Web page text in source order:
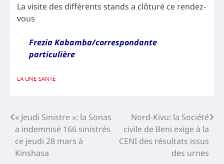
La visite des différents stands a clôturé ce rendez-
vous
Frezia Kabamba/correspondante
particulière
LA UNE SANTÉ
Navigation
de
l’article
« Jeudi Sinistre »: la Sonas
a indemnisé 166 sinistrés
ce jeudi 28 mars à
Kinshasa
Nord-Kivu: la Société
civile de Beni exige à la
CENI des résultats issus
des urnes